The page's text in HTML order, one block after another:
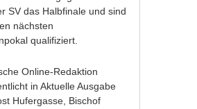
SV das Halbfinale und sind
nächsten
qualifiziert.
Online-Redaktion
inAktuelle Ausgabe
Hufergasse Bischof